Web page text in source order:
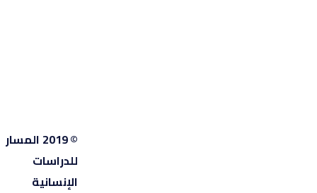
© 2019 المسار
للدراسات
الإنسانية